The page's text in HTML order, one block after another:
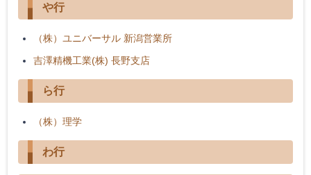
や行
（株）ユニバーサル 新潟営業所
吉澤精機工業(株) 長野支店
ら行
（株）理学
わ行